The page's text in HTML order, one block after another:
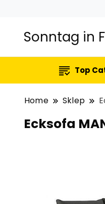
Sonntag in
Top
Home Sklep
Ecksofa